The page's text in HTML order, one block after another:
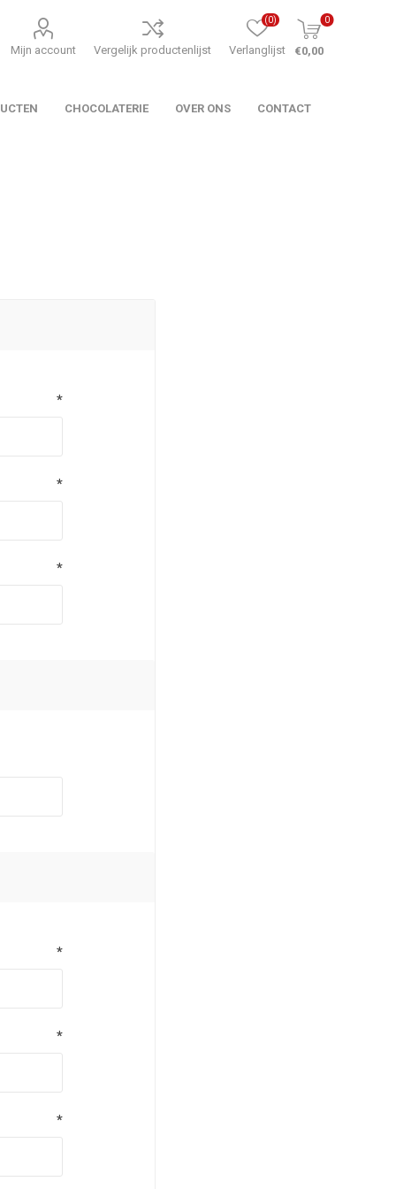
Mijn account Vergelijk productenlijst Verlanglijst
(0) 0
€0,00
CHOCOLATERIE OVER ONS CONTACT
*
*
*
*
*
*